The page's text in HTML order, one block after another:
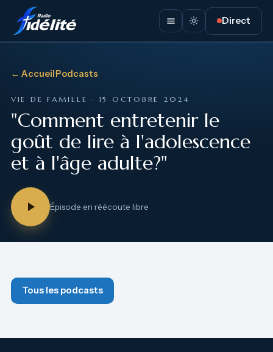
Direct
← Accueil·Podcasts
VIE DE FAMILLE · 15 OCTOBRE 2024
"Comment entretenir le
goût de lire à l'adolescence
et à l'âge adulte?"
Épisode en réécoute libre
Tous les podcasts